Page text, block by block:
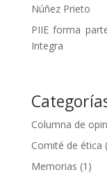
Núñez Prieto
PIIE forma
Integra
Columna de
Comité de ética
Memorias (1)